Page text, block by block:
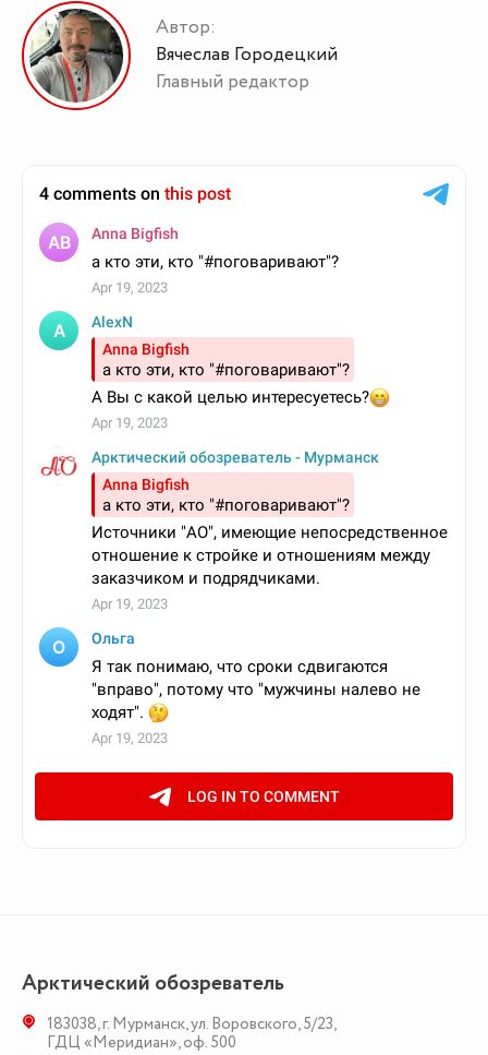
Автор:
Вячеслав Городецкий
Главный редактор
Арктический обозреватель
183038,г. Мурманск,ул. Воровского, 5/23,
ГДЦ «Меридиан», оф. 500